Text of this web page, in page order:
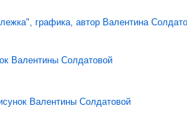
графика, автор Валентина
Валентины Солдатовой
Валентины Солдатовой